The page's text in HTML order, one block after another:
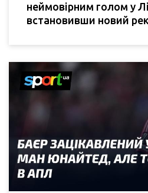
неймовірним голом у
встановивши новий